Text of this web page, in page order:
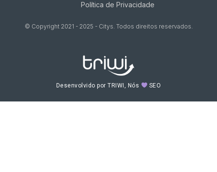
Política de Privacidade
© Copyright 2021 - 2025 - Citys. Todos direitos reservados.
Desenvolvido por TRIWI, Nós SEO